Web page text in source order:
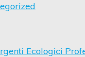
Ecologici